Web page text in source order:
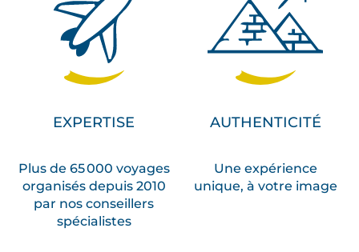
EXPERTISE
Plus de 65 000 voyages
organisés depuis 2010
par nos conseillers
spécialistes
AUTHENTICITÉ
Une expérience
unique, à votre image